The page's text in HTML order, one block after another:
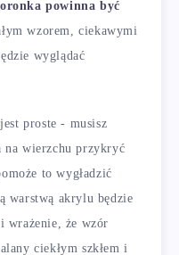
powinna być
wzorem, ciekawymi
wyglądać
proste - musisz
na wierzchu przykryć
to wygładzić
warstwą akrylu będzie
wrażenie, że wzór
ciekłym szkłem i